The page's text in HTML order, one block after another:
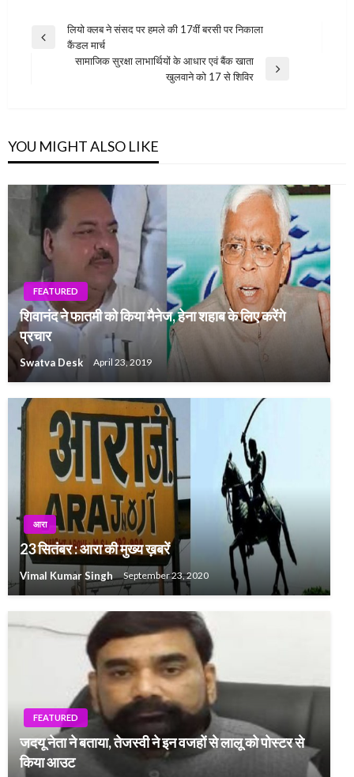
Post
navigation
Previous
लियो क्लब ने संसद पर हमले की 17वीं बरसी पर निकाला
कैंडल मार्च
सामाजिक सुरक्षा लाभार्थियों के आधार एवं बैंक खाता
खुलवाने को 17 से शिविर
YOU MIGHT ALSO LIKE
FEATURED
शिवानंद ने फातमी को किया मैनेज, हेना शहाब के लिए करेंगे
प्रचार
Swatva Desk April 23, 2019
आरा
23 सितंबर : आरा की मुख्य ख़बरें
Vimal Kumar Singh September 23, 2020
FEATURED
जदयू नेता ने बताया, तेजस्वी ने इन वजहों से लालू को पोस्टर से
किया आउट